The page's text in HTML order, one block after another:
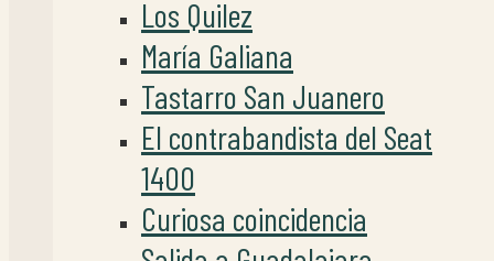
Los Quilez
María Galiana
Tastarro San Juanero
El contrabandista del Seat
1400
Curiosa coincidencia